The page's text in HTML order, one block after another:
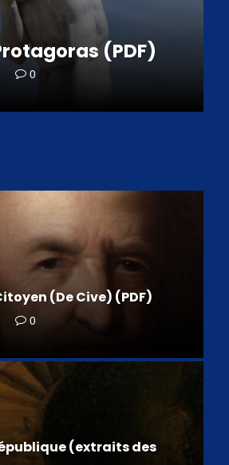
(PDF)
0
(De Cive) (PDF)
0
(extraits des